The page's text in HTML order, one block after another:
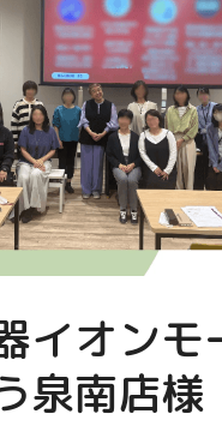
イオンモ
泉南店様